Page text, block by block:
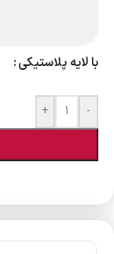
با لایه پلاستیکی
-
+